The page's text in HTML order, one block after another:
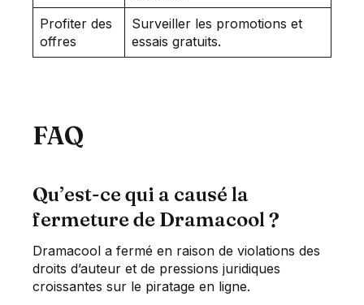
Profiter des
offres
Surveiller les promotions et
essais gratuits.
FAQ
Qu’est-ce qui a causé la
fermeture de Dramacool ?
Dramacool a fermé en raison de violations des
droits d’auteur et de pressions juridiques
croissantes sur le piratage en ligne.